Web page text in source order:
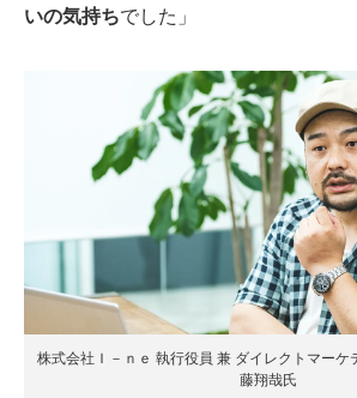
いの気持ちでした」
株式会社Ｉ－ｎｅ 執行役員 兼 ダイレクトマーケ
藤翔哉氏